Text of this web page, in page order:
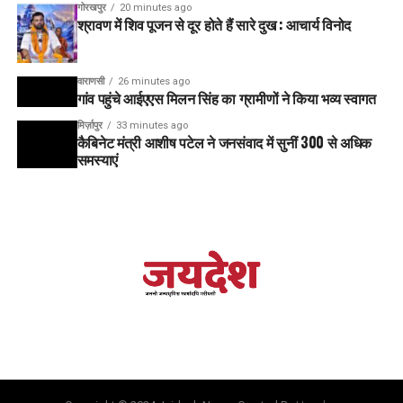
गोरखपुर 20 minutes ago
श्रावण में शिव पूजन से दूर होते हैं सारे दुख : आचार्य विनोद
वाराणसी 26 minutes ago
गांव पहुंचे आईएएस मिलन सिंह का ग्रामीणों ने किया भव्य स्वागत
मिर्ज़ापुर 33 minutes ago
कैबिनेट मंत्री आशीष पटेल ने जनसंवाद में सुनीं 300 से अधिक
समस्याएं